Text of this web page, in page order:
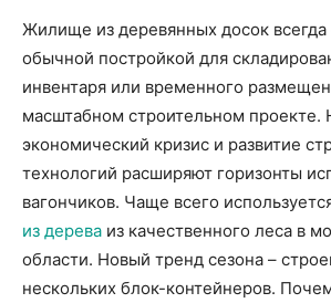
Жилище из деревянных досок всегда
обычной постройкой для
инвентаря или временного
масштабном строительном проекте.
экономический кризис и развитие
технологий расширяют горизонты
вагончиков. Чаще всего
из дерева из качественного леса в
области. Новый тренд сезона –
нескольких блок-контейнеров.